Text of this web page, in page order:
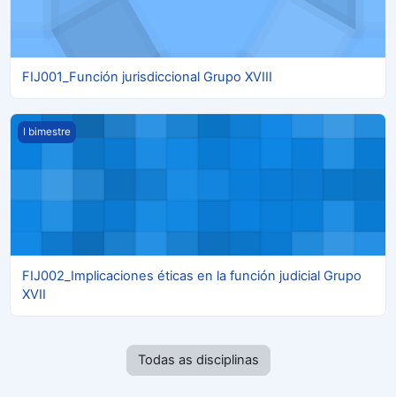
FIJ001_Función jurisdiccional Grupo XVIII
FIJ002_Implicaciones éticas en la función judicial Grupo XVII
I bimestre
FIJ002_Implicaciones éticas en la función judicial Grupo
XVII
Todas as disciplinas